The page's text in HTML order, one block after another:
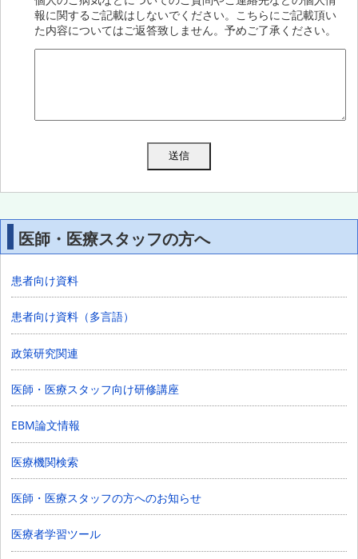
報に関するご記載はしないでください。こちらにご記載頂い
た内容についてはご返答致しません。予めご了承ください。
医師・医療スタッフの方へ
患者向け資料
患者向け資料（多言語）
政策研究関連
医師・医療スタッフ向け研修講座
EBM論文情報
医療機関検索
医師・医療スタッフの方へのお知らせ
医療者学習ツール